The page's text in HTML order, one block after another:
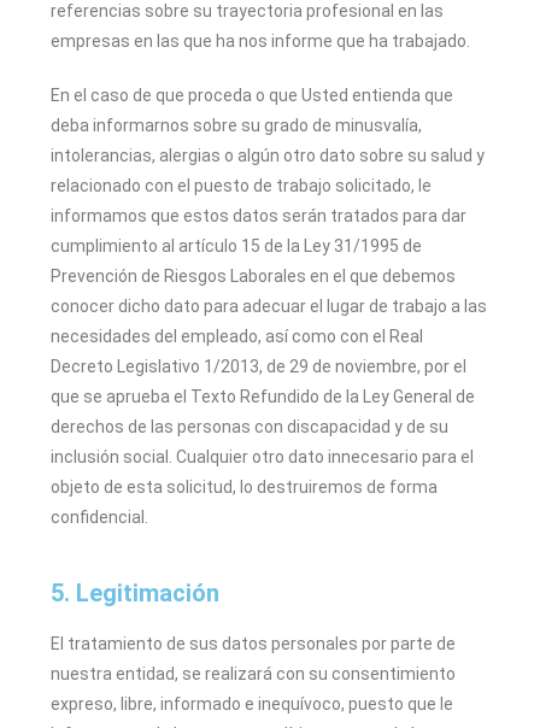
referencias sobre su trayectoria profesional en las
empresas en las que ha nos informe que ha trabajado.
En el caso de que proceda o que Usted entienda que
deba informarnos sobre su grado de minusvalía,
intolerancias, alergias o algún otro dato sobre su salud y
relacionado con el puesto de trabajo solicitado, le
informamos que estos datos serán tratados para dar
cumplimiento al artículo 15 de la Ley 31/1995 de
Prevención de Riesgos Laborales en el que debemos
conocer dicho dato para adecuar el lugar de trabajo a las
necesidades del empleado, así como con el Real
Decreto Legislativo 1/2013, de 29 de noviembre, por el
que se aprueba el Texto Refundido de la Ley General de
derechos de las personas con discapacidad y de su
inclusión social. Cualquier otro dato innecesario para el
objeto de esta solicitud, lo destruiremos de forma
confidencial.
5. Legitimación
El tratamiento de sus datos personales por parte de
nuestra entidad, se realizará con su consentimiento
expreso, libre, informado e inequívoco, puesto que le